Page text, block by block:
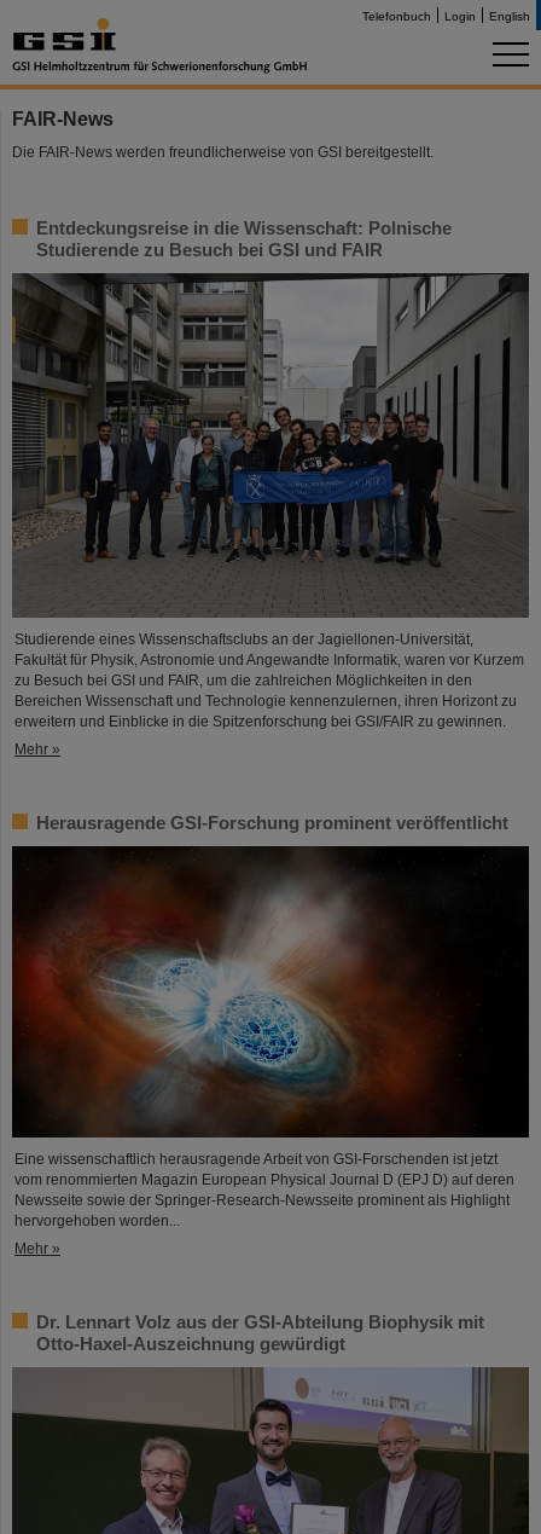
Telefonbuch Login English
FAIR-News
Die FAIR-News werden freundlicherweise von GSI bereitgestellt.
Entdeckungsreise in die Wissenschaft: Polnische
Studierende zu Besuch bei GSI und FAIR
Studierende eines Wissenschaftsclubs an der Jagiellonen-Universität,
Fakultät für Physik, Astronomie und Angewandte Informatik, waren vor Kurzem
zu Besuch bei GSI und FAIR, um die zahlreichen Möglichkeiten in den
Bereichen Wissenschaft und Technologie kennenzulernen, ihren Horizont zu
erweitern und Einblicke in die Spitzenforschung bei GSI/FAIR zu gewinnen.
Mehr »
Herausragende GSI-Forschung prominent veröffentlicht
Eine wissenschaftlich herausragende Arbeit von GSI-Forschenden ist jetzt
vom renommierten Magazin European Physical Journal D (EPJ D) auf deren
Newsseite sowie der Springer-Research-Newsseite prominent als Highlight
hervorgehoben worden...
Mehr »
Dr. Lennart Volz aus der GSI-Abteilung Biophysik mit
Otto-Haxel-Auszeichnung gewürdigt